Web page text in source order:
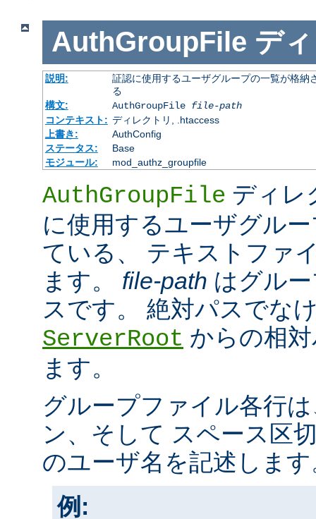
AuthGroupFile デ
説明:
証認に使用するユーザグループの一覧が格
る
構文:
AuthGroupFile file-path
コンテキスト: ディレクトリ, .htaccess
上書き:
AuthConfig
ステータス:
Base
モジュール:
mod_authz_groupfile
AuthGroupFile ディレ
に使用するユーザグル
ている、 テキストファ
ます。 file-path はグル
スです。 絶対パスでな
ServerRoot からの相
ます。
グループファイル各行
ン、そして スペース区
のユーザ名を記述します
例: